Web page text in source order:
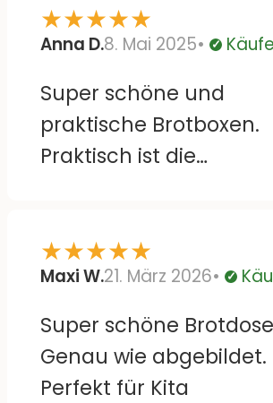
★★★★★
Anna D.8. Mai 2025
Super schöne und
praktische Brotboxen.
Praktisch ist die
der Box, z.B Brötchen
Obst. Die Höhe der Box
super und wir finden die
auswechselbaren
Motivplatten toll. Wenn
★★★★★
Maxi W.21. März 2026
Super schöne
Genau wie abgebildet.
Perfekt für Kita